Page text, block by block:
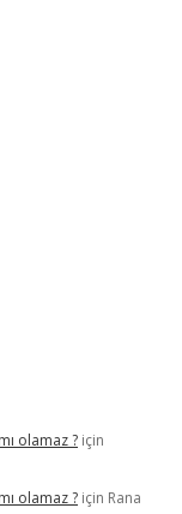
olamaz ? için
olamaz ? için Rana